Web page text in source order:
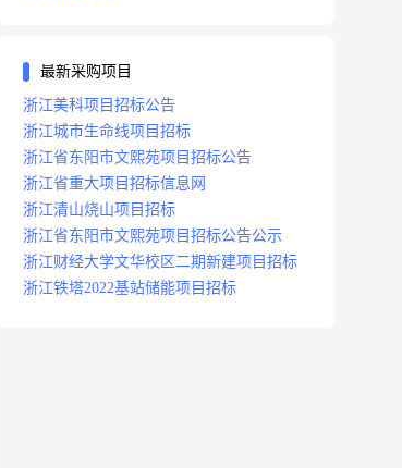
最新采购项目
浙江美科项目招标公告
浙江城市生命线项目招标
浙江省东阳市文熙苑项目招标公告
浙江省重大项目招标信息网
浙江清山烧山项目招标
浙江省东阳市文熙苑项目招标公告公示
浙江财经大学文华校区二期新建项目招标
浙江铁塔2022基站储能项目招标